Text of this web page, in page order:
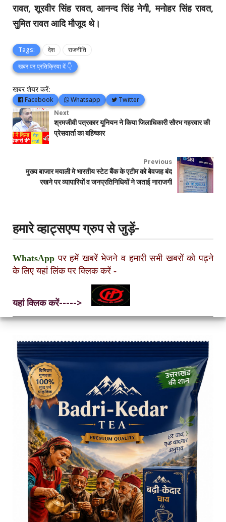
रावत, शूरवीर सिंह रावत, आनन्द सिंह नेगी, मनोहर सिंह रावत,
सुमित रावत आदि मौजूद थे।
Tags: देश
राजनीति
खबर पर प्रतिक्रिया दें 👇
खबर शेयर करें:
Facebook Whatsapp Twitter
Next
श्रमजीवी पत्रकार यूनियन ने किया जिलाधिकारी सौरभ गहरवार की
प्रेसवार्ता का बहिष्कार
Previous
मुख्य बाजार मयाली मे भारतीय स्टेट बैंक के एटीम को बेवजह बंद
रखने पर व्यापारियों व जनप्रतिनिधियों ने जताई नाराजगी
हमारे व्हाट्सएप्प ग्रुप से जुड़ें-
WhatsApp पर हमें खबरें भेजने व हमारी सभी खबरों को पढ़ने
के लिए यहां लिंक पर क्लिक करें -
यहां क्लिक करें----->